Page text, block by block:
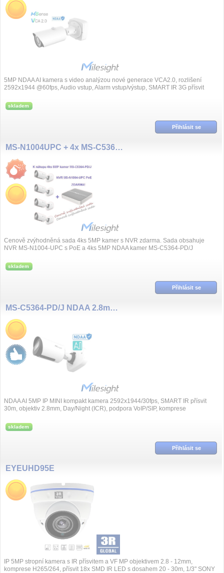
5MP NDAA AI kamera s video analýzou nové generace VCA2.0, rozlišení
2592x1944 @60fps, Audio vstup, Alarm vstup/výstup, SMART IR 3G přísvit
skladem
Přihlásit se
MS-N1004UPC + 4x MS-C5364-PD/J
Cenově zvýhodněná sada 4ks 5MP kamer s NVR zdarma. Sada obsahuje
NVR MS-N1004-UPC s PoE a 4ks 5MP NDAA kamer MS-C5364-PD/J
skladem
Přihlásit se
MS-C5364-PD/J NDAA 2.8mm 5MP/30fps AI IP
NDAA AI 5MP IP MINI kompakt kamera 2592x1944/30fps, SMART IR přísvit
30m, objektiv 2.8mm, Day/Night (ICR), podpora VoIP/SIP, komprese
skladem
Přihlásit se
EYEUHD95E
IP 5MP stropní kamera s IR přísvitem a VF MP objektivem 2.8 - 12mm,
komprese H265/264, přísvit 18x SMD IR LED s dosahem 20 - 30m, 1/3" SONY